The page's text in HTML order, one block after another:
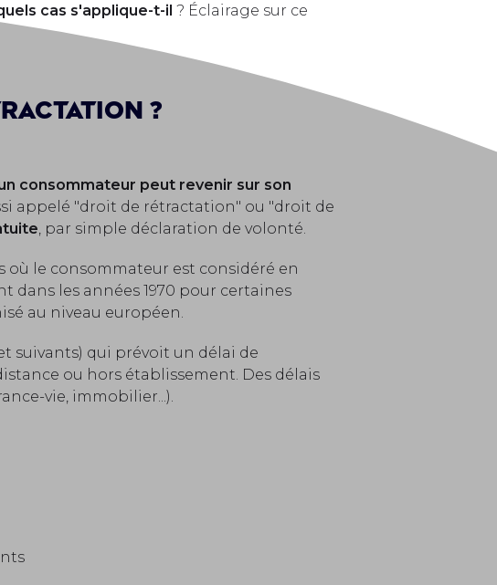
cas s'applique-t-il ? Éclairage sur ce
?
consommateur peut revenir sur son
appelé "droit de rétractation" ou "droit de
, par simple déclaration de volonté.
où le consommateur est considéré en
dans les années 1970 pour certaines
au niveau européen.
et suivants) qui prévoit un délai de
ou hors établissement. Des délais
vie, immobilier...).